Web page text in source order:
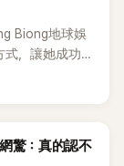
Biong地球娛
，讓她成功塑
以「我真的超
驚：真的認不